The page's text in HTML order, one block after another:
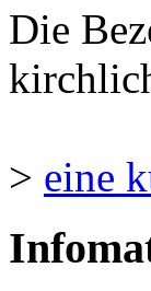
Die
> eine